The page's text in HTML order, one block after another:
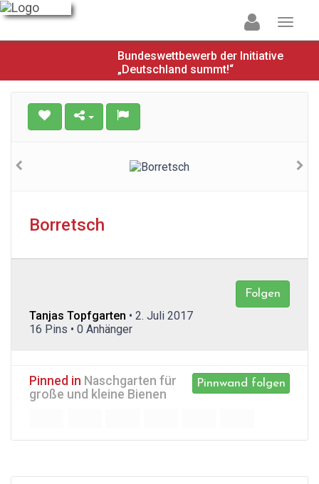
Bundeswettbewerb der Initiative
„Deutschland summt!“
Borretsch
Folgen
Tanjas Topfgarten • 2. Juli 2017
16 Pins • 0 Anhänger
Pinnwand folgen
Pinned in Naschgarten für
große und kleine Bienen